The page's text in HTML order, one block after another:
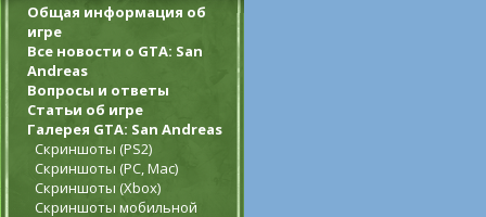
Общая информация об
игре
Все новости о GTA: San
Andreas
Вопросы и ответы
Статьи об игре
Галерея GTA: San Andreas
Скриншоты (PS2)
Скриншоты (PC, Mac)
Скриншоты (Xbox)
Скриншоты мобильной